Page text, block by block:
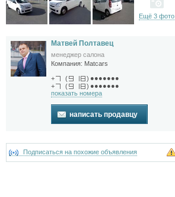
Ещё 3 фото
Матвей Полтавец
менеджер салона
Компания: Matcars
+ ( ) ●●●●●●●
+
( ) ●●●●●●●
показать номера
написать продавцу
Подписаться на похожие объявления